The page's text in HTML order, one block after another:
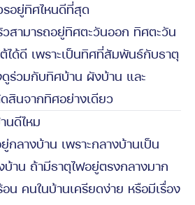
อยู่ทิศไหนดีที่สุด
สามารถอยู่ทิศตะวันออก ทิศตะวัน
ได้ดี เพราะเป็นทิศที่สัมพันธ์กับธาตุ
ร่วมกับทิศบ้าน ผังบ้าน และ
สินจากทิศอย่างเดียว
นดีไหม
กลางบ้าน เพราะกลางบ้านเป็น
าน ถ้ามีธาตุไฟอยู่ตรงกลางมาก
อน คนในบ้านเครียดง่าย หรือมีเรื่อง